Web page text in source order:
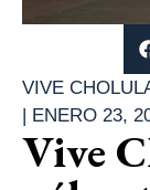
VIVE
| ENERO 23,
Vive